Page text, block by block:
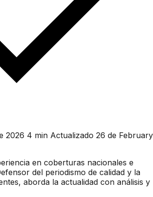
2026 4 min Actualizado 26 de February
en coberturas nacionales e
del periodismo de calidad y la
aborda la actualidad con análisis y